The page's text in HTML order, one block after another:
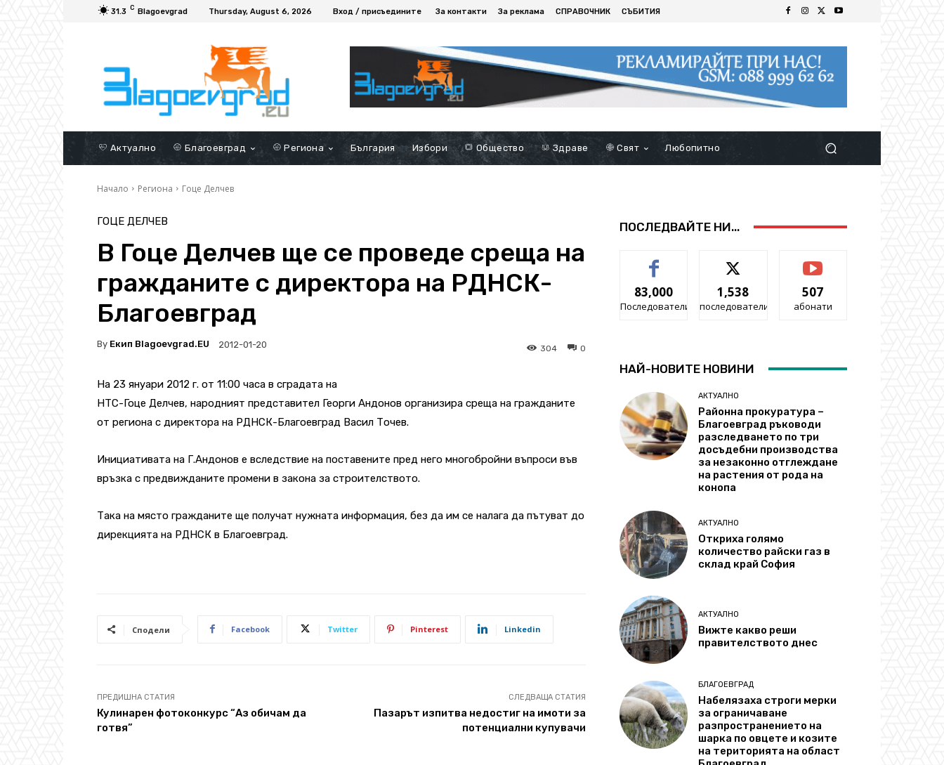
31.3 C Blagoevgrad Thursday, August 6, 2026 Вход / присъедините За контакти За реклама СПРАВОЧНИК СЪБИТИЯ
Актуално Благоевград Региона България Избори Общество Здраве Свят Любопитно
Начало Региона Гоце Делчев
ГОЦЕ ДЕЛЧЕВ
В Гоце Делчев ще се проведе среща на
гражданите с директора на РДНСК-
Благоевград
By Екип Blagoevgrad.EU 2012-01-20 0
304
На 23 януари 2012 г. от 11:00 часа в сградата на
НТС-Гоце Делчев, народният представител Георги Андонов организира среща на гражданите
от региона с директора на РДНСК-Благоевград Васил Точев.
Инициативата на Г.Андонов е вследствие на поставените пред него многобройни въпроси във
връзка с предвижданите промени в закона за строителството.
Така на място гражданите ще получат нужната информация, без да им се налага да пътуват до
дирекцията на РДНСК в Благоевград.
Сподели Facebook Twitter Pinterest Linkedin
ПРЕДИШНА СТАТИЯ
Кулинарен фотоконкурс “Аз обичам да
готвя”
СЛЕДВАЩА СТАТИЯ
Пазарът изпитва недостиг на имоти за
потенциални купувачи
ПОСЛЕДВАЙТЕ НИ...
83,000
Последователи
1,538
последователи
507
абонати
НАЙ-НОВИТЕ НОВИНИ
АКТУАЛНО
Районна прокуратура –
Благоевград ръководи
разследването по три
досъдебни производства
за незаконно отглеждане
на растения от рода на
конопа
АКТУАЛНО
Откриха голямо
количество райски газ в
склад край София
АКТУАЛНО
Вижте какво реши
правителството днес
БЛАГОЕВГРАД
Набелязаха строги мерки
за ограничаване
разпространението на
шарка по овцете и козите
на територията на област